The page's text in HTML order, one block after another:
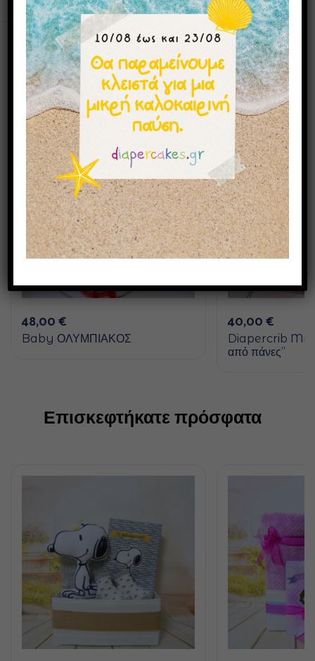
Μπορεί επίσης να σας αρέσουν
48,00€
Baby ΟΛΥΜΠΙΑΚΟΣ
40,00€
Diapercrib
από πάνες”
Επισκεφτήκατε πρόσφατα